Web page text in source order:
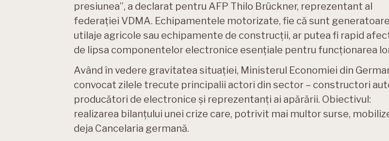
presiunea”, a declarat pentru AFP Thilo Brückner, reprezentant al
federației VDMA. Echipamentele motorizate, fie că sunt
utilaje agricole sau echipamente de construcții, ar putea fi rapid
de lipsa componentelor electronice esențiale pentru funcționarea
Având în vedere gravitatea situației, Ministerul Economiei din
convocat zilele trecute principalii actori din sector – constructori
producători de electronice și reprezentanți ai apărării. Obiectivul:
realizarea bilanțului unei crize care, potrivit mai multor surse,
deja Cancelaria germană.